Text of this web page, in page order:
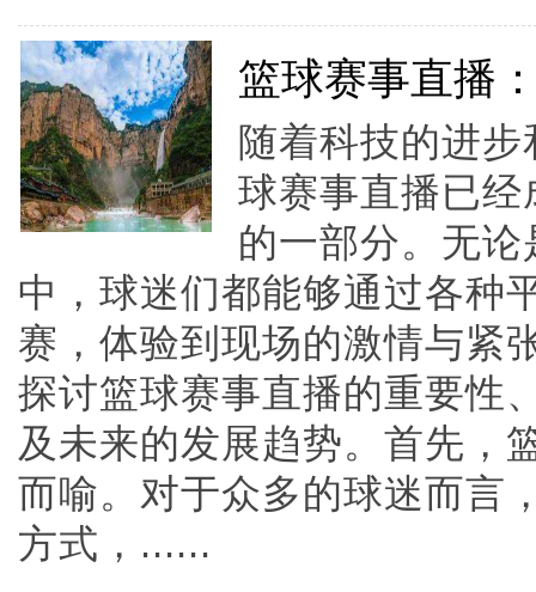
篮球赛事直播
随着科技的进
球赛事直播已
的一部分。无
中，球迷们都能够通过各种
赛，体验到现场的激情与紧
探讨篮球赛事直播的重要性
及未来的发展趋势。首先，
而喻。对于众多的球迷而言
方式，......